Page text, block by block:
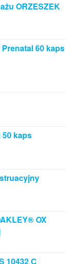
ORZESZEK
60 kaps
kaps
OX
10432 C